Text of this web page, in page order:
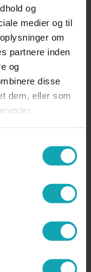
og
medier og til
om
partnere inden
og
disse
dem, eller som